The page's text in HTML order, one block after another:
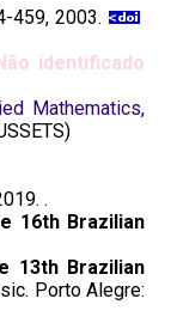
459, 2003.
identificado
Mathematics,
.
16th Brazilian
13th Brazilian
Porto Alegre: